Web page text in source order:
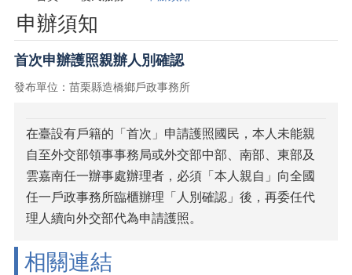
申辦須知
首次申辦護照親辦人別確認
發布單位：苗栗縣造橋鄉戶政事務所
在臺設有戶籍的「首次」申請護照國民，本人未能親
自至外交部領事事務局或外交部中部、南部、東部及
雲嘉南任一辦事處辦理者，必須「本人親自」向全國
任一戶政事務所臨櫃辦理「人別確認」後，再委任代
理人續向外交部代為申請護照。
相關連結